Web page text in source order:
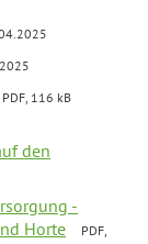
PDF, 116 kB
den
-
Horte
PDF,